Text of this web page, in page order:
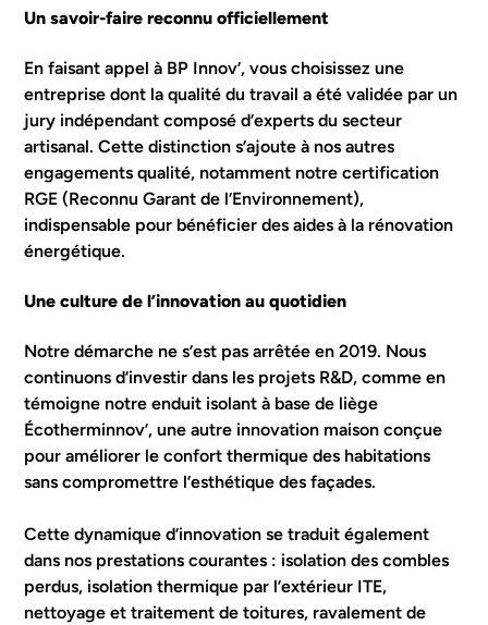
Un savoir-faire reconnu officiellement
En faisant appel à BP Innov’, vous choisissez une
entreprise dont la qualité du travail a été validée par un
jury indépendant composé d’experts du secteur
artisanal. Cette distinction s’ajoute à nos autres
engagements qualité, notamment notrecertification
RGE (Reconnu Garant de l’Environnement),
indispensable pour bénéficier des aides à la rénovation
énergétique.
Une culture de l’innovation au quotidien
Notre démarche ne s’est pas arrêtée en 2019. Nous
continuons d’investir dans les projets R&D, comme en
témoigne notre enduit isolant à base de liège
Écotherminnov’, une autre innovation maison conçue
pour améliorer le confort thermique des habitations
sans compromettre l’esthétique des façades.
Cette dynamique d’innovation se traduit également
dans nos prestations courantes : isolation des combles
perdus, isolation thermique par l’extérieur ITE,
nettoyage et traitement de toitures, ravalement de